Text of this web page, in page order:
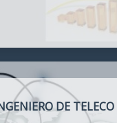
DE TELECO